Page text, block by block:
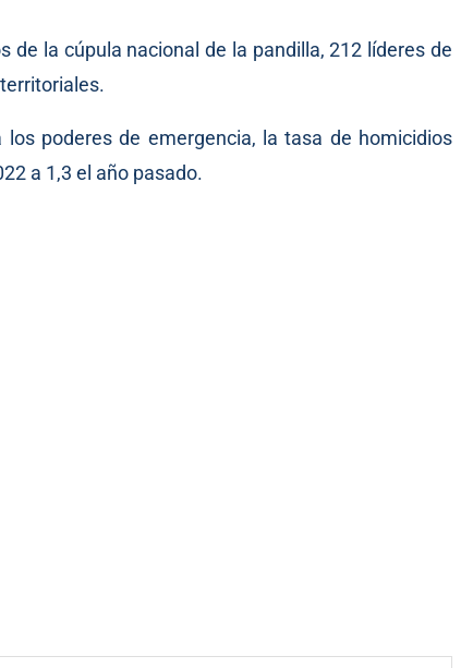
de la cúpula nacional de la pandilla, 212 líderes de
poderes de emergencia, la tasa de homicidios
a 1,3 el año pasado.